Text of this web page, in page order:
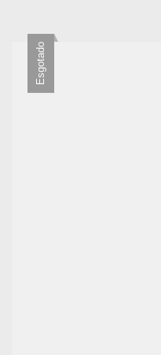
Esgotado